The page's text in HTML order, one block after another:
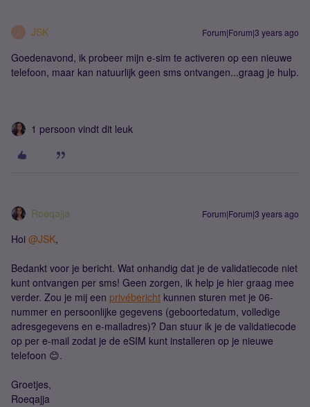
J JSK Forum|Forum|3 years ago
Goedenavond, ik probeer mijn e-sim te activeren op een nieuwe
telefoon, maar kan natuurlijk geen sms ontvangen...graag je hulp.
1 persoon vindt dit leuk
Roeqajja Forum|Forum|3 years ago
Hoi @JSK,
Bedankt voor je bericht. Wat onhandig dat je de validatiecode niet
kunt ontvangen per sms! Geen zorgen, ik help je hier graag mee
verder. Zou je mij een privébericht kunnen sturen met je 06-
nummer en persoonlijke gegevens (geboortedatum, volledige
adresgegevens en e-mailadres)? Dan stuur ik je de validatiecode
op per e-mail zodat je de eSIM kunt installeren op je nieuwe
telefoon 😊.
Groetjes,
Roeqajja